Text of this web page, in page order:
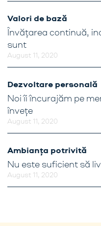
Valori de bază
August 11, 2020
Învățarea continuă,
sunt
Dezvoltare personală
August 11, 2020
Noi îi încurajăm pe
învețe
Ambianța potrivită
August 11, 2020
Nu este suficient să